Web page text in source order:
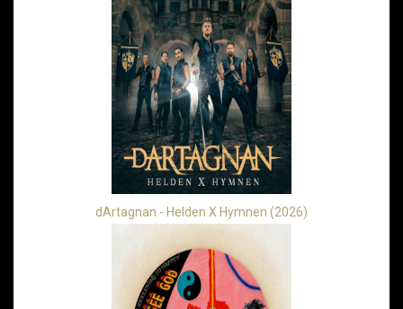
dArtagnan - Helden X Hymnen (2026)